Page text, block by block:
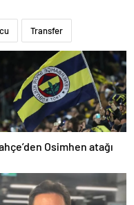
Transfer
Osimhen atağı